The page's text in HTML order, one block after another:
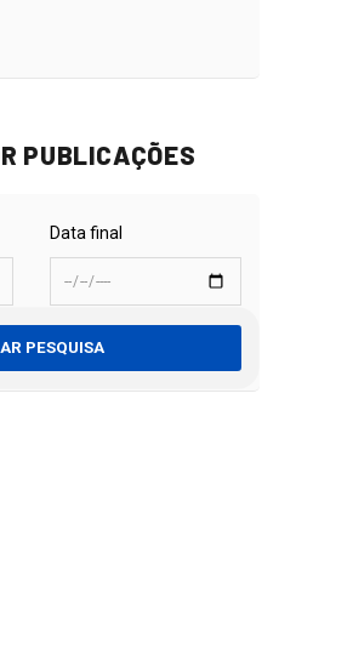
PUBLICAÇÕES
Data final
PESQUISA